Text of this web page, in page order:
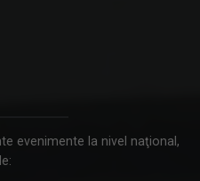
evenimente la nivel naţional,